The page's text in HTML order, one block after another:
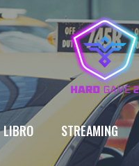
LIBRO STREAMING